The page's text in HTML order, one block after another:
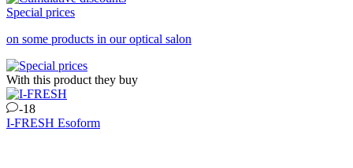
Special prices
on some products in our optical salon
With this product they buy
-18
I-FRESH Esoform